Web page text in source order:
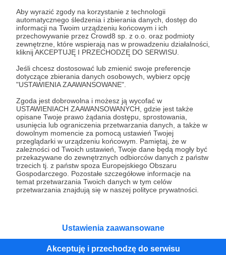
Aby wyrazić zgody na korzystanie z technologii
automatycznego śledzenia i zbierania danych, dostęp do
informacji na Twoim urządzeniu końcowym i ich
przechowywanie przez Crowd8 sp. z o.o. oraz podmioty
zewnętrzne, które wspierają nas w prowadzeniu działalności,
kliknij AKCEPTUJĘ I PRZECHODZĘ DO SERWISU.
Jeśli chcesz dostosować lub zmienić swoje preferencje
dotyczące zbierania danych osobowych, wybierz opcję
"USTAWIENIA ZAAWANSOWANE".
Zgoda jest dobrowolna i możesz ją wycofać w
USTAWIENIACH ZAAWANSOWANYCH, gdzie jest także
opisane Twoje prawo żądania dostępu, sprostowania,
usunięcia lub ograniczenia przetwarzania danych, a także w
dowolnym momencie za pomocą ustawień Twojej
przeglądarki w urządzeniu końcowym. Pamiętaj, że w
zależności od Twoich ustawień, Twoje dane będą mogły być
przekazywane do zewnętrznych odbiorców danych z państw
trzecich tj. z państw spoza Europejskiego Obszaru
Gospodarczego. Pozostałe szczegółowe informacje na
temat przetwarzania Twoich danych w tym celów
przetwarzania znajdują się w naszej polityce prywatności.
Ustawienia zaawansowane
Akceptuję i przechodzę do serwisu
Dzięki tym krokom Twoi Patroni będą
wiedzieli, na co idzie ich wsparcie, co
może dodatkowo ich zmotywować. Jeśli
chcesz dowiedzieć się więcej o celach i
jak je skutecznie wyznaczać, zapoznaj się
z naszymPoradnikiem dla Autorów.
Zobacz również
Jak osadzić film z YouTube w treści
Jak wstawić plik audio do
postów/wizytówki?
Czym różni się próg od celu?